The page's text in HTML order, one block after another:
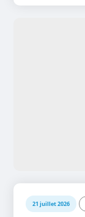
21 juillet 2026